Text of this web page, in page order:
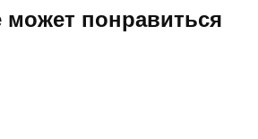
может понравиться